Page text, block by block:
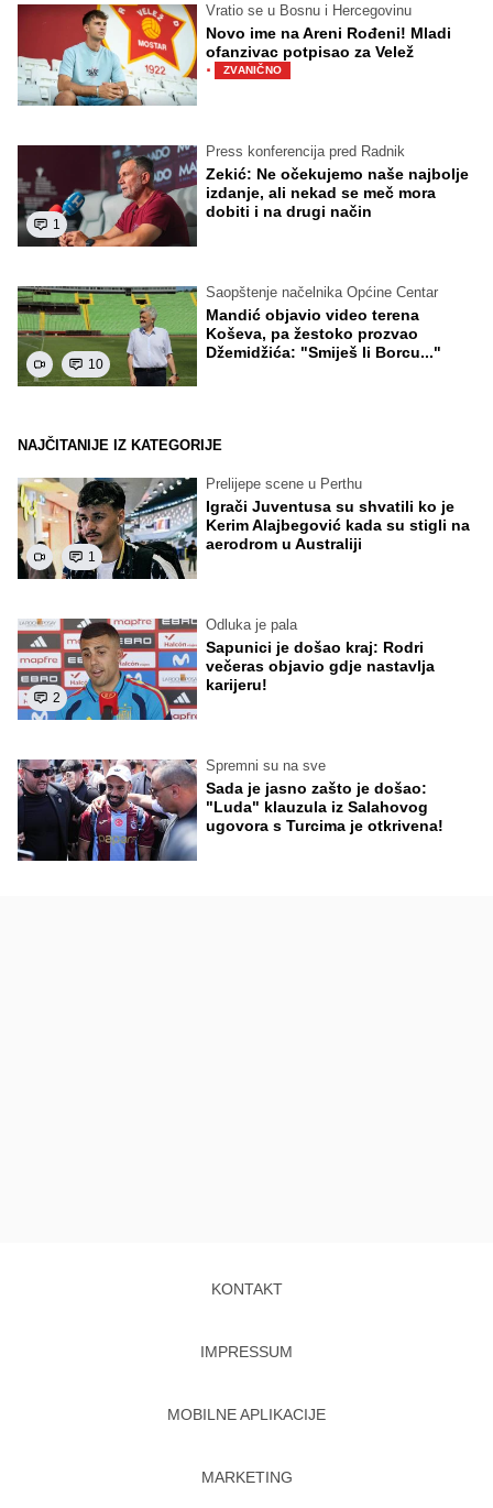
Vratio se u Bosnu i Hercegovinu
Novo ime na Areni Rođeni! Mladi
ofanzivac potpisao za Velež
· ZVANIČNO
1
Press konferencija pred Radnik
Zekić: Ne očekujemo naše najbolje
izdanje, ali nekad se meč mora
dobiti i na drugi način
10
Saopštenje načelnika Općine Centar
Mandić objavio video terena
Koševa, pa žestoko prozvao
Džemidžića: "Smiješ li Borcu..."
NAJČITANIJE IZ KATEGORIJE
1
Prelijepe scene u Perthu
Igrači Juventusa su shvatili ko je
Kerim Alajbegović kada su stigli na
aerodrom u Australiji
2
Odluka je pala
Sapunici je došao kraj: Rodri
večeras objavio gdje nastavlja
karijeru!
Spremni su na sve
Sada je jasno zašto je došao:
"Luda" klauzula iz Salahovog
ugovora s Turcima je otkrivena!
KONTAKT
IMPRESSUM
MOBILNE APLIKACIJE
MARKETING